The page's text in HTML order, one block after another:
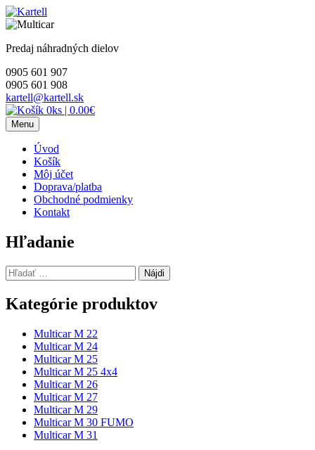
Skip
to
Predaj náhradných dielov
0905 601 907
0905 601 908
kartell@kartell.sk
0ks | 0.00€
Menu
Úvod
Košík
Môj účet
Doprava/platba
Obchodné podmienky
Kontakt
Hľadanie
Hľadať:
Kategórie produktov
Multicar M 22
Multicar M 24
Multicar M 25
Multicar M 25 4x4
Multicar M 26
Multicar M 27
Multicar M 29
Multicar M 30 FUMO
Multicar M 31